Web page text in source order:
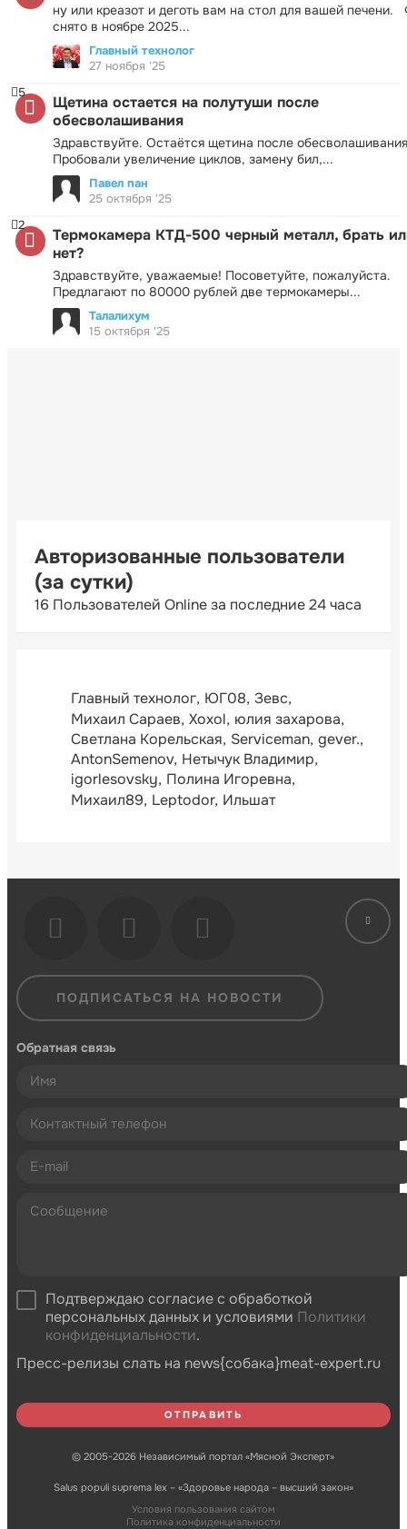
ну или креазот и деготь вам на стол для вашей печени.
снято в ноябре 2025...
Главный технолог
27 ноября '25
Щетина остается на полутуши после
обесволашивания
Здравствуйте. Остаётся щетина после
Пробовали увеличение циклов, замену бил,...
5
Павел пан
25 октября '25
Термокамера КТД-500 черный металл, брать
нет?
Здравствуйте, уважаемые! Посоветуйте, пожалуйста.
Предлагают по 80000 рублей две термокамеры...
2
Талалихум
15 октября '25
Авторизованные пользователи
(за сутки)
16 Пользователей Online за последние 24 часа
Главный технолог ЮГ08 Зевс
Михаил Сараев Xoxol юлия захарова
Светлана Корельская Serviceman gever.
AntonSemenov Нетычук Владимир
igorlesovsky Полина Игоревна
Михаил89 Leptodor Ильшат
ПОДПИСАТЬСЯ НА НОВОСТИ
Обратная связь
Подтверждаю согласие с обработкой
персональных данных и условиями Политики
конфиденциальности.
Пресс-релизы слать на news{собака}meat-expert.ru
© 2005-2026 Независимый портал «Мясной Эксперт»
Salus populi suprema lex – «Здоровье народа – высший закон»
Условия пользования сайтом
Политика конфиденциальности